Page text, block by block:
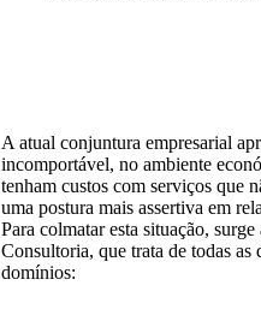
A atual conjuntura empresarial
incomportável, no ambiente
tenham custos com serviços que
uma postura mais assertiva em
Para colmatar esta situação,
Consultoria, que trata de todas as
domínios: